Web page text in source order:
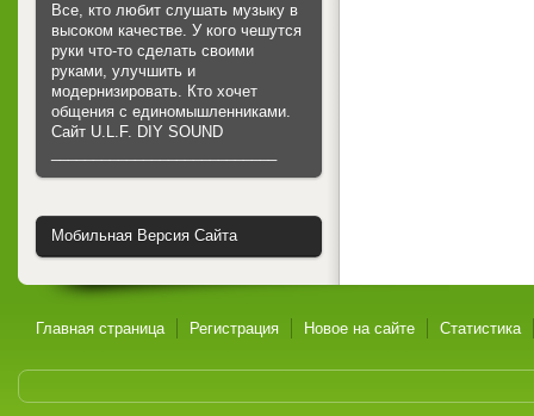
Все, кто любит слушать музыку в
высоком качестве. У кого чешутся
руки что-то сделать своими
руками, улучшить и
модернизировать. Кто хочет
общения с единомышленниками.
Cайт U.L.F. DIY SOUND
Мобильная Версия Сайта
Главная страница Регистрация Новое на сайте Статистика